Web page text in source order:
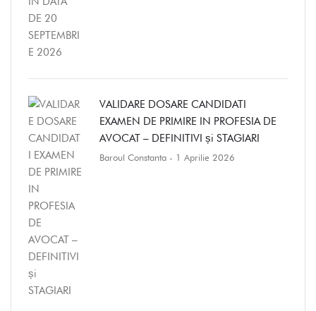
VALIDARE DOSARE CANDIDATI
EXAMEN DE PRIMIRE IN PROFESIA DE
AVOCAT – DEFINITIVI și STAGIARI
Baroul Constanta - 1 Aprilie 2026